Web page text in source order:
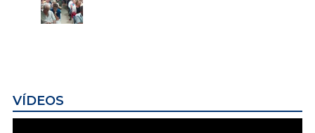
VÍDEOS